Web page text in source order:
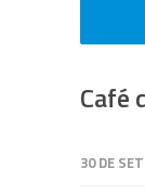
Café
30 DE